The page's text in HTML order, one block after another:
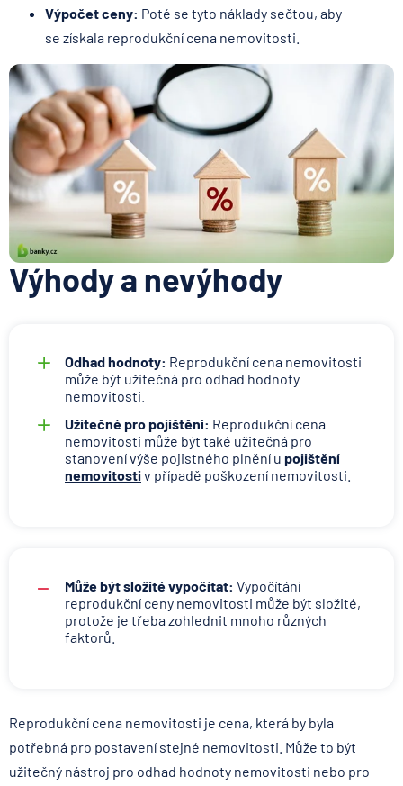
Výpočet ceny: Poté se tyto náklady sečtou, aby
se získala reprodukční cena nemovitosti.
Výhody a nevýhody
Odhad hodnoty: Reprodukční cena nemovitosti
může být užitečná pro odhad hodnoty
nemovitosti.
Užitečné pro pojištění: Reprodukční cena
nemovitosti může být také užitečná pro
stanovení výše pojistného plnění u pojištění
nemovitostiv případě poškození nemovitosti.
Může být složité vypočítat: Vypočítání
reprodukční ceny nemovitosti může být složité,
protože je třeba zohlednit mnoho různých
faktorů.
Reprodukční cena nemovitosti je cena, která by byla
potřebná pro postavení stejné nemovitosti. Může to být
užitečný nástroj pro odhad hodnoty nemovitosti nebo pro